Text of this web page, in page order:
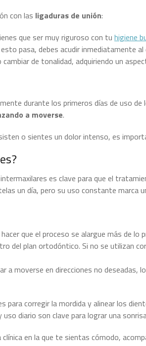
con las ligaduras de unión:
que ser muy riguroso con tu higiene
pasa, debes acudir inmediatamente
cambiar de tonalidad, adquiriendo un
durante los primeros días de uso
a moverse.
o sientes un dolor intenso, es
es clave para que el
un día, pero su uso constante marca
que el proceso se alargue más de lo
del plan ortodóntico. Si no se utilizan
a moverse en direcciones no deseadas,
para corregir la mordida y alinear los
diario son clave para lograr una
en la que te sientas cómodo,